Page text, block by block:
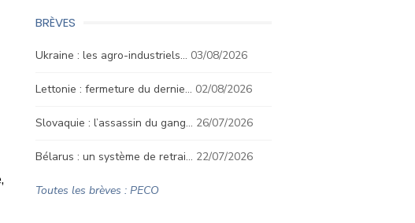
BRÈVES
Ukraine : les agro-industriels… 03/08/2026
Lettonie : fermeture du dernie… 02/08/2026
Slovaquie : l’assassin du gang… 26/07/2026
Bélarus : un système de retrai… 22/07/2026
Toutes les brèves : PECO